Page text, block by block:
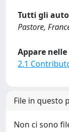
Tutti gli
Pastore,
Appare
2.1
File in questo
Non ci sono